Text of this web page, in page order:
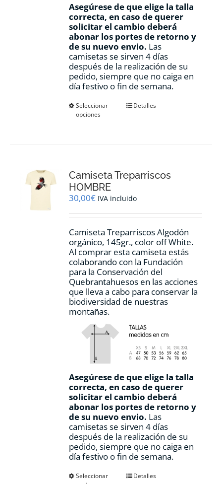
Asegúrese de que elige la talla
correcta, en caso de querer
solicitar el cambio deberá
abonar los portes de retorno y
de su nuevo envio. Las
camisetas se sirven 4 días
después de la realización de su
pedido, siempre que no caiga en
día festivo o fin de semana.
Seleccionar
opciones
Este
se
elegir
la
de
producto
Detalles
Camiseta Treparriscos
HOMBRE
30,00€ IVA incluido
Camiseta Treparriscos Algodón
orgánico, 145gr., color off White.
Al comprar esta camiseta estás
colaborando con la Fundación
para la Conservación del
Quebrantahuesos en las acciones
que lleva a cabo para conservar la
biodiversidad de nuestras
montañas.
Asegúrese de que elige la talla
correcta, en caso de querer
solicitar el cambio deberá
abonar los portes de retorno y
de su nuevo envio. Las
camisetas se sirven 4 días
después de la realización de su
pedido, siempre que no caiga en
día festivo o fin de semana.
Seleccionar
EsteDetalles